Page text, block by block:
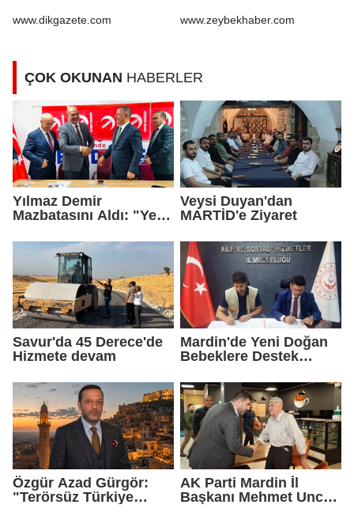
genişleten
www.dikgazete.com
gündüz
www.zeybekhaber.com
ÇOK OKUNAN HABERLER
Yılmaz Demir
Mazbatasını Aldı: "Yeni
Geldik"
Veysi Duyan'dan
MARTİD'e Ziyaret
Savur'da 45 Derece'de
Hizmete devam
Mardin'de Yeni Doğan
Bebeklere Destek
Özgür Azad Gürgör:
"Terörsüz Türkiye
AK Parti Mardin İl
Başkanı Mehmet Uncu: